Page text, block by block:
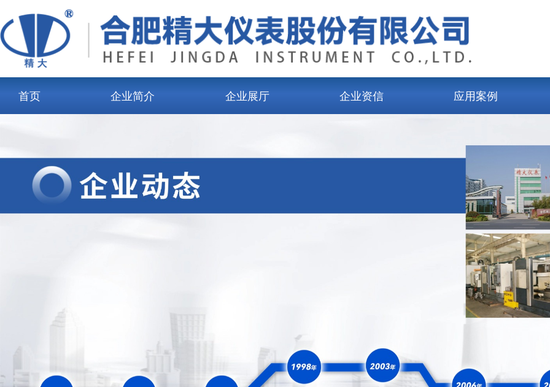
首页 企业简介 企业展厅 企业资信 应用案例